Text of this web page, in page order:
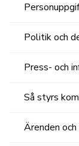
Politik och
Press- och
Så styrs
Ärenden